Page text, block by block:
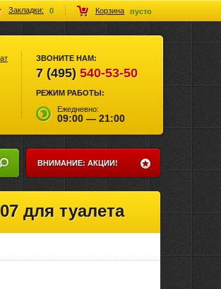
Закладки: 0 Корзина пусто
ЗВОНИТЕ НАМ:
7 (495) 540-53-50
РЕЖИМ РАБОТЫ:
Ежедневно:
09:00 — 21:00
ВНИМАНИЕ: АКЦИИ!
для туалета